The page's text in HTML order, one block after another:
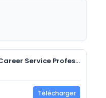
CERIC 2015 Survey of Career Service Professionals, Enseignement post secondaire
Télécharger